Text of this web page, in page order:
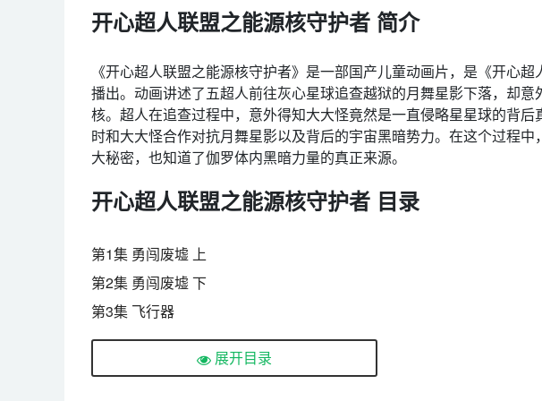
开心超人联盟之能源核守护者 简介
《开心超人联盟之能源核守护者》是一部国产儿童动画片，是《开心
播出。动画讲述了五超人前往灰心星球追查越狱的月舞星影下落，却
核。超人在追查过程中，意外得知大大怪竟然是一直侵略星星球的背
时和大大怪合作对抗月舞星影以及背后的宇宙黑暗势力。在这个过程
大秘密，也知道了伽罗体内黑暗力量的真正来源。
开心超人联盟之能源核守护者 目录
第1集 勇闯废墟 上
第2集 勇闯废墟 下
第3集 飞行器
第4集 出逃的公主
展开目录